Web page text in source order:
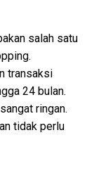
salah satu
transaksi
24 bulan.
ringan.
tidak perlu